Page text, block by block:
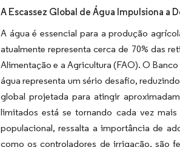
A Escassez Global de Água Impulsiona a
A água é essencial para a produção
atualmente representa cerca de 70% das
Alimentação e a Agricultura (FAO). O
água representa um sério desafio,
global projetada para atingir
limitados está se tornando cada vez
populacional, ressalta a importância de
como os controladores de irrigação, são